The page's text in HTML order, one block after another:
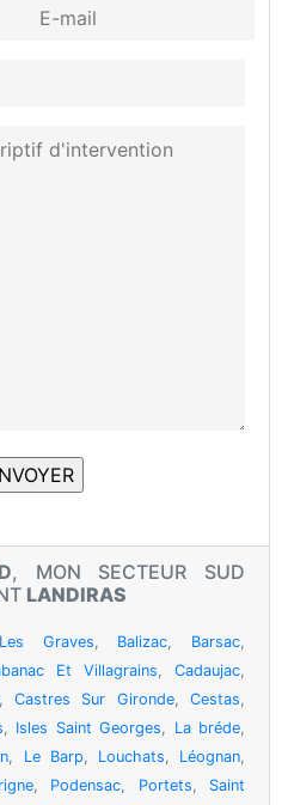
, MON SECTEUR SUD
LANDIRAS
Graves, Balizac, Barsac,
Et Villagrains,Cadaujac,
Castres Sur Gironde,Cestas,
, Isles Saint Georges, La bréde,
, Le Barp, Louchats, Léognan,
, Podensac, Portets, Saint